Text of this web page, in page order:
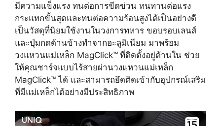
มีความแข็งแรง ทนต่อการขีดข่วน ทนทานต่อแรง
กระแทกขั้นสุดและทนต่อความร้อนสูงได้เป็นอย่างดี
เป็นวัสดุที่นิยมใช้งานในวงการทหาร ขอบรอบเลนส์
และปุ่มกดด้านข้างทำจากอะลูมิเนียม มาพร้อม
วงแหวนแม่เหล็ก MagClick™ ที่ติดตั้งอยู่ด้านใน ช่วย
ให้คุณชาร์จแบบไร้สายผ่านวงแหวนแม่เหล็ก
MagClick™ ได้ และสามารถยึดติดเข้ากับอุปกรณ์เสริม
ที่มีแม่เหล็กได้อย่างมีประสิทธิภาพ